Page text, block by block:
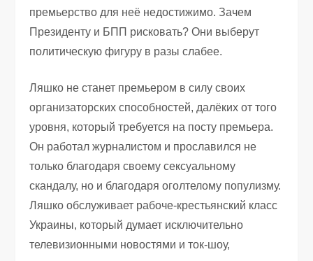
премьерство для неё недостижимо. Зачем
Президенту и БПП рисковать? Они выберут
политическую фигуру в разы слабее.
Ляшко не станет премьером в силу своих
организаторских способностей, далёких от того
уровня, который требуется на посту премьера.
Он работал журналистом и прославился не
только благодаря своему сексуальному
скандалу, но и благодаря оголтелому популизму.
Ляшко обслуживает рабоче-крестьянский класс
Украины, который думает исключительно
телевизионными новостями и ток-шоу,